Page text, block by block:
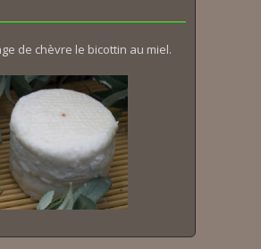
de chèvre le bicottin au miel.